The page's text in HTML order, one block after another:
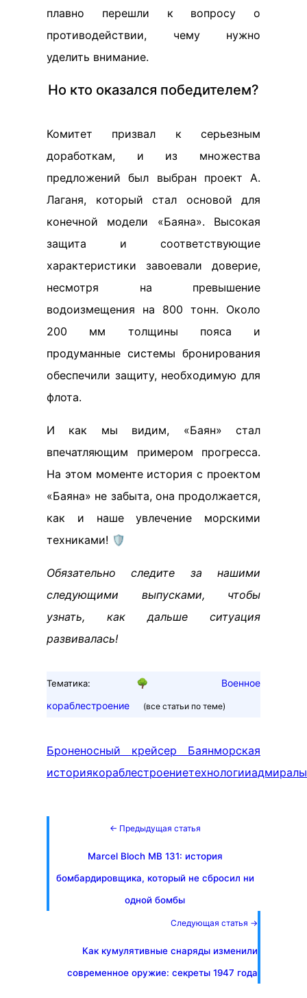
плавно перешли к вопросу о
противодействии, чему нужно
уделить внимание.
Но кто оказался победителем?
Комитет призвал к серьезным
доработкам, и из множества
предложений был выбран проект А.
Лаганя, который стал основой для
конечной модели «Баяна». Высокая
защита и соответствующие
характеристики завоевали доверие,
несмотря на превышение
водоизмещения на 800 тонн. Около
200 мм толщины пояса и
продуманные системы бронирования
обеспечили защиту, необходимую для
флота.
И как мы видим, «Баян» стал
впечатляющим примером прогресса.
На этом моменте история с проектом
«Баяна» не забыта, она продолжается,
как и наше увлечение морскими
техниками! 🛡️
Обязательно следите за нашими
следующими выпусками, чтобы
узнать, как дальше ситуация
развивалась!
Тематика: 🌳
Военное
кораблестроение
(все статьи по теме)
Броненосный крейсер Баянморская
историякораблестроениетехнологииадмиралы
← Предыдущая статья
Marcel Bloch MB 131: история
бомбардировщика, который не сбросил ни
одной бомбы
Следующая статья →
Как кумулятивные снаряды изменили
современное оружие: секреты 1947 года